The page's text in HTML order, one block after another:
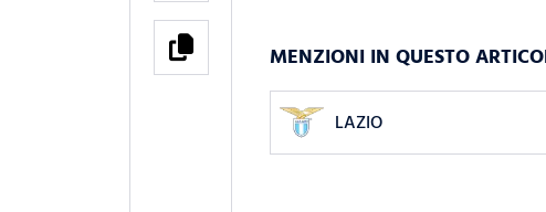
MENZIONI IN QUESTO
LAZIO